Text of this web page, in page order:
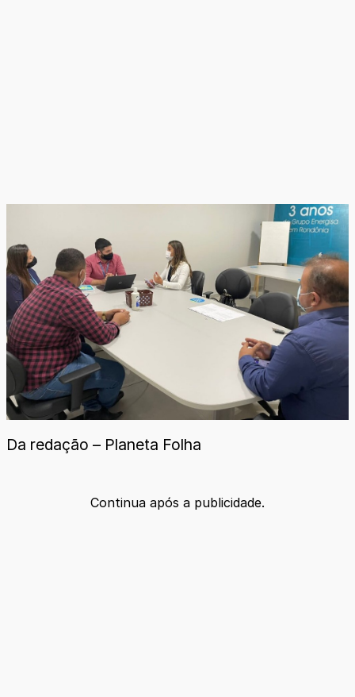
Da redação – Planeta Folha
Continua após a publicidade.